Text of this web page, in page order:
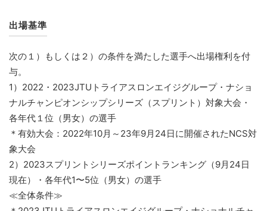
出場基準
次の１）もしくは２）の条件を満たした選手へ出場権利を付
与。
1）2022・2023JTUトライアスロンエイジグループ・ナショ
ナルチャンピオンシップシリーズ（スプリント）対象大会・
各年代１位（男女）の選手
＊有効大会：2022年10月～23年9月24日に開催されたNCS対
象大会
2）2023スプリントシリーズポイントランキング（9月24日
現在）・各年代1〜5位（男女）の選手
≪全体条件≫